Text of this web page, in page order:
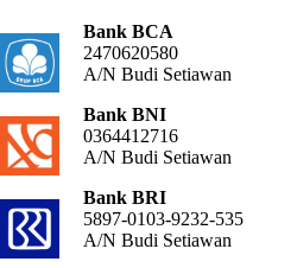
Bank BCA
2470620580
A/N Budi Setiawan
Bank BNI
0364412716
A/N Budi Setiawan
Bank BRI
5897-0103-9232-535
A/N Budi Setiawan